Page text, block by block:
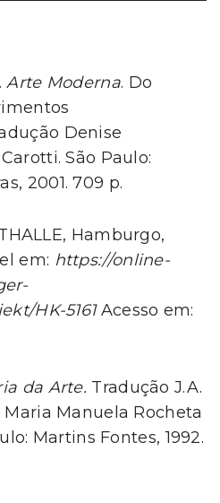
Arte Moderna. Do
Denise
São Paulo:
2001. 709 p.
Hamburgo,
em: https://online-
HK-5161Acesso em:
da Arte. Tradução J.A.
Manuela Rocheta
Martins Fontes, 1992.